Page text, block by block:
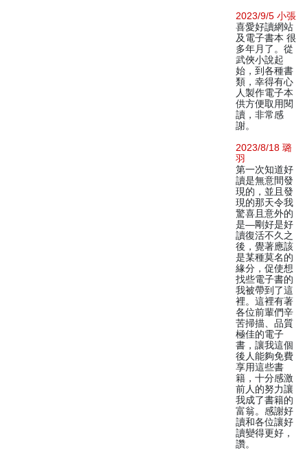
2023/9/5 小張
喜愛好讀網站
及電子書本 很
多年月了。從
武俠小說起
始，到各種書
類，幸得有心
人製作電子本
供方便取用閱
讀，非常感
謝。
2023/8/18 璐
羽
第一次知道好
讀是無意間發
現的，並且發
現的那天令我
驚喜且意外的
是—剛好是好
讀復活不久之
後，覺著應該
是某種莫名的
緣分，促使想
找些電子書的
我被帶到了這
裡。這裡有著
各位前輩們辛
苦掃描、品質
極佳的電子
書，讓我這個
後人能夠免費
享用這些書
籍，十分感激
前人的努力讓
我成了書籍的
富翁。感謝好
讀和各位讓好
讀變得更好，
讚。